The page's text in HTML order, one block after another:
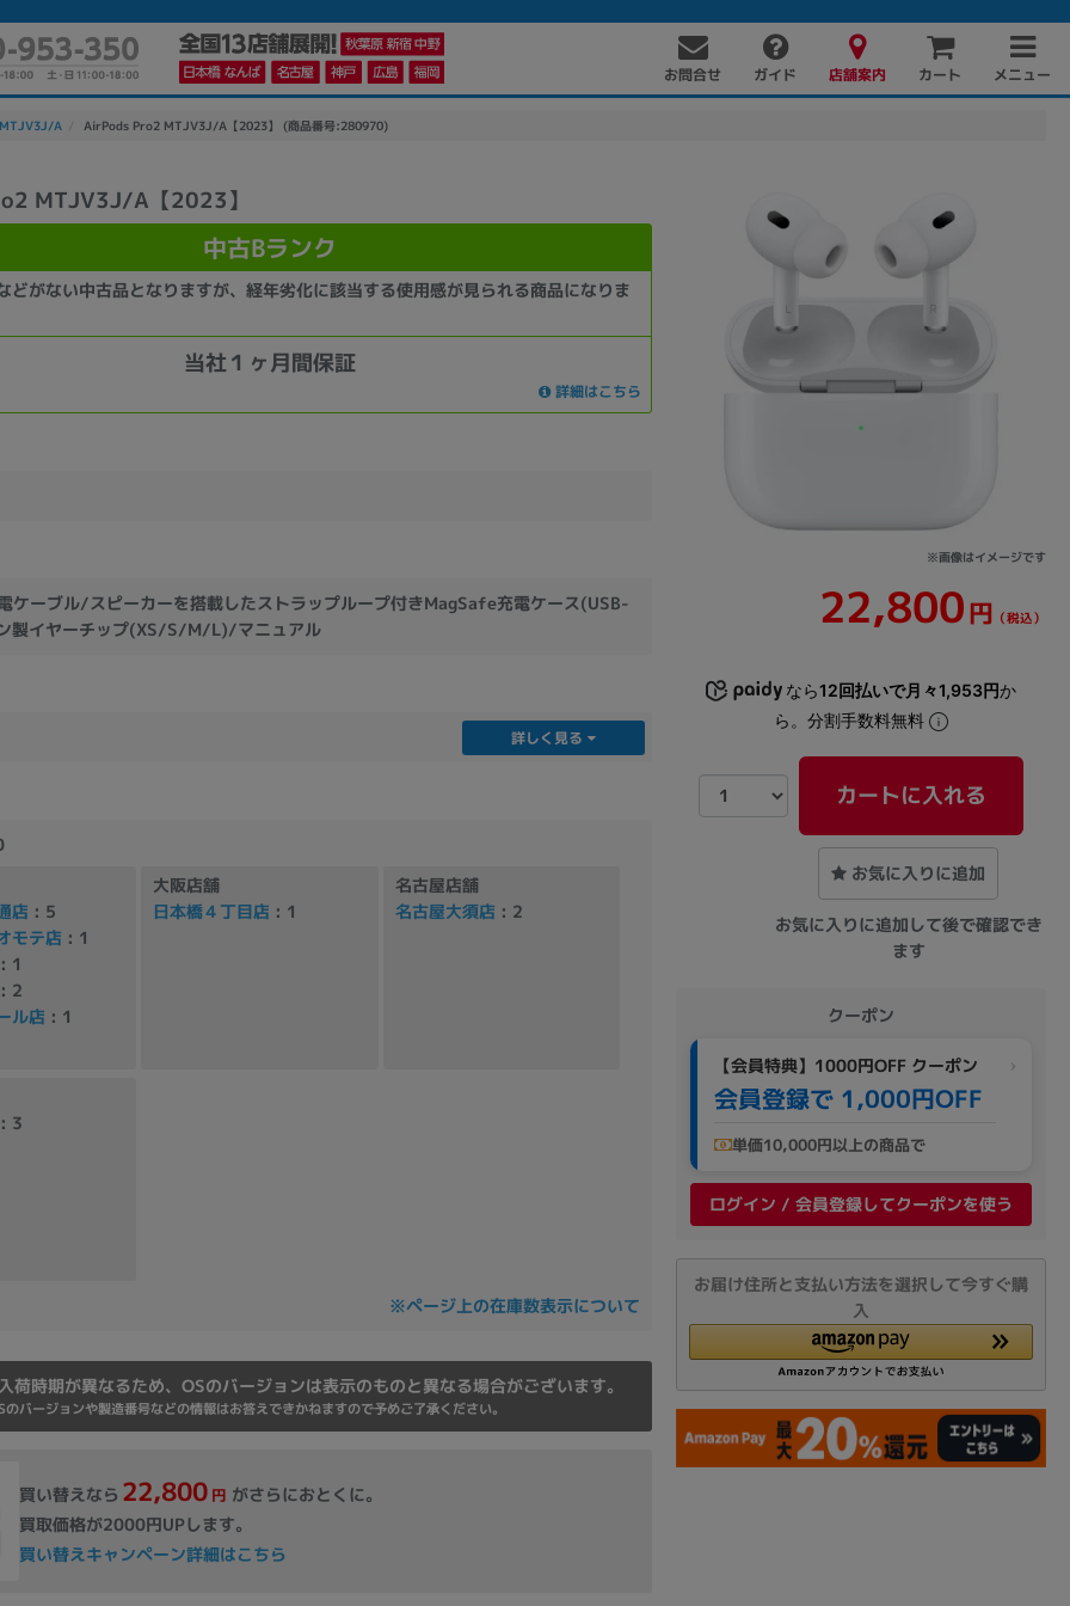
お問合せ ガイド 店舗案内 カート メニュー
A AirPods Pro2 MTJV3J/A【2023】 (商品番号:280970)
MTJV3J/A【2023】
※画像はイメージです
22,800円 （税込）
なら12回払いで月々1,953円か
ら。分割手数料無料
カートに入れる
お気に入りに追加
お気に入りに追加して後で確認でき
ます
クーポン
【会員特典】1000円OFF クーポン
会員登録で 1,000円OFF
単価10,000円以上の商品で
ログイン / 会員登録してクーポンを使う
お届け住所と支払い方法を選択して今すぐ購
入
中古Bランク
どがない中古品となりますが、経年劣化に該当する使用感が見られる商品になりま
当社１ヶ月間保証
詳細はこちら
ケーブル/スピーカーを搭載したストラップループ付きMagSafe充電ケース(USB-
製イヤーチップ(XS/S/M/L)/マニュアル
詳しく見る
店 : 5
モテ店 : 1
1
2
ル店 : 1
大阪店舗
日本橋４丁目店 : 1
名古屋店舗
名古屋大須店 : 2
3
※ページ上の在庫数表示について
荷時期が異なるため、OSのバージョンは表示のものと異なる場合がございます。
のバージョンや製造番号などの情報はお答えできかねますので予めご了承ください。
買い替えなら 22,800 円 がさらにおとくに。
買取価格が2000円UPします。
買い替えキャンペーン詳細はこちら
かんたんパソコン検索に切り替える
カテゴリー
ノートPC デスクPC
VAIO Apple SONY TOSHIBA Panasonic FUJITSU
Asus HP
DVD±RW
Ryzen 5
~